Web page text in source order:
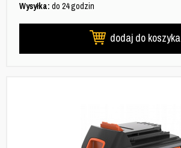
Wysyłka: do 24 godzin
dodaj do koszyka